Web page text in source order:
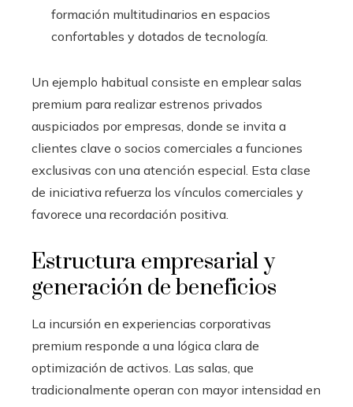
formación multitudinarios en espacios
confortables y dotados de tecnología.
Un ejemplo habitual consiste en emplear salas
premium para realizar estrenos privados
auspiciados por empresas, donde se invita a
clientes clave o socios comerciales a funciones
exclusivas con una atención especial. Esta clase
de iniciativa refuerza los vínculos comerciales y
favorece una recordación positiva.
Estructura empresarial y
generación de beneficios
La incursión en experiencias corporativas
premium responde a una lógica clara de
optimización de activos. Las salas, que
tradicionalmente operan con mayor intensidad en